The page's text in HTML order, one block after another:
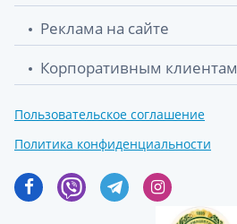
Реклама на сайте
Корпоративным клиентам
Пользовательское соглашение
Политика конфиденциальности